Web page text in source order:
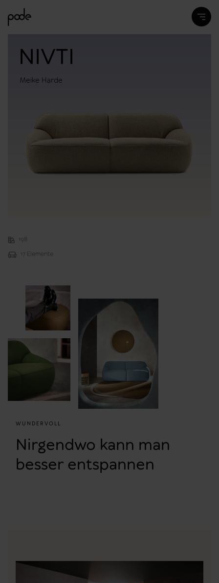
NIVTI
Meike Harde
198
17 Elemente
WUNDERVOLL
Nirgendwo kann man
besser entspannen